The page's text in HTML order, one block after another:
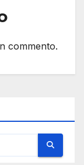
commento.